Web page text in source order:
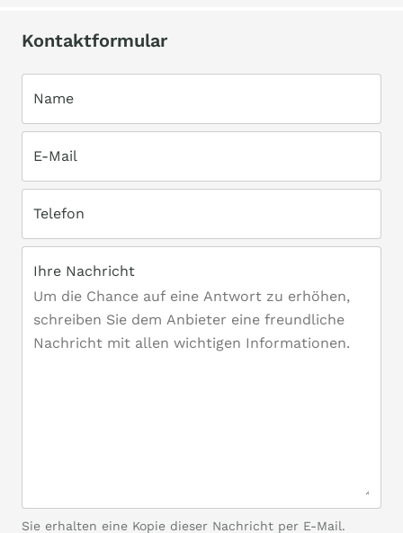
Kontaktformular
Name
E-Mail
Telefon
Ihre Nachricht
Sie erhalten eine Kopie dieser Nachricht per E-Mail.